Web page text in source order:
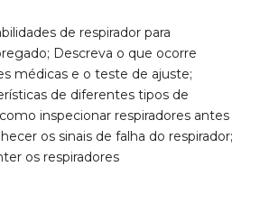
de respirador para
Descreva o que ocorre
médicas e o teste de ajuste;
de diferentes tipos de
inspecionar respiradores antes
os sinais de falha do respirador;
os respiradores